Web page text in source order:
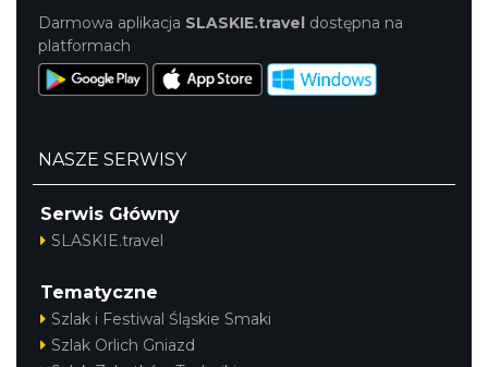
Darmowa aplikacja SLASKIE.travel dostępna na
platformach
NASZE SERWISY
Serwis Główny
SLASKIE.travel
Tematyczne
Szlak i Festiwal Śląskie Smaki
Szlak Orlich Gniazd